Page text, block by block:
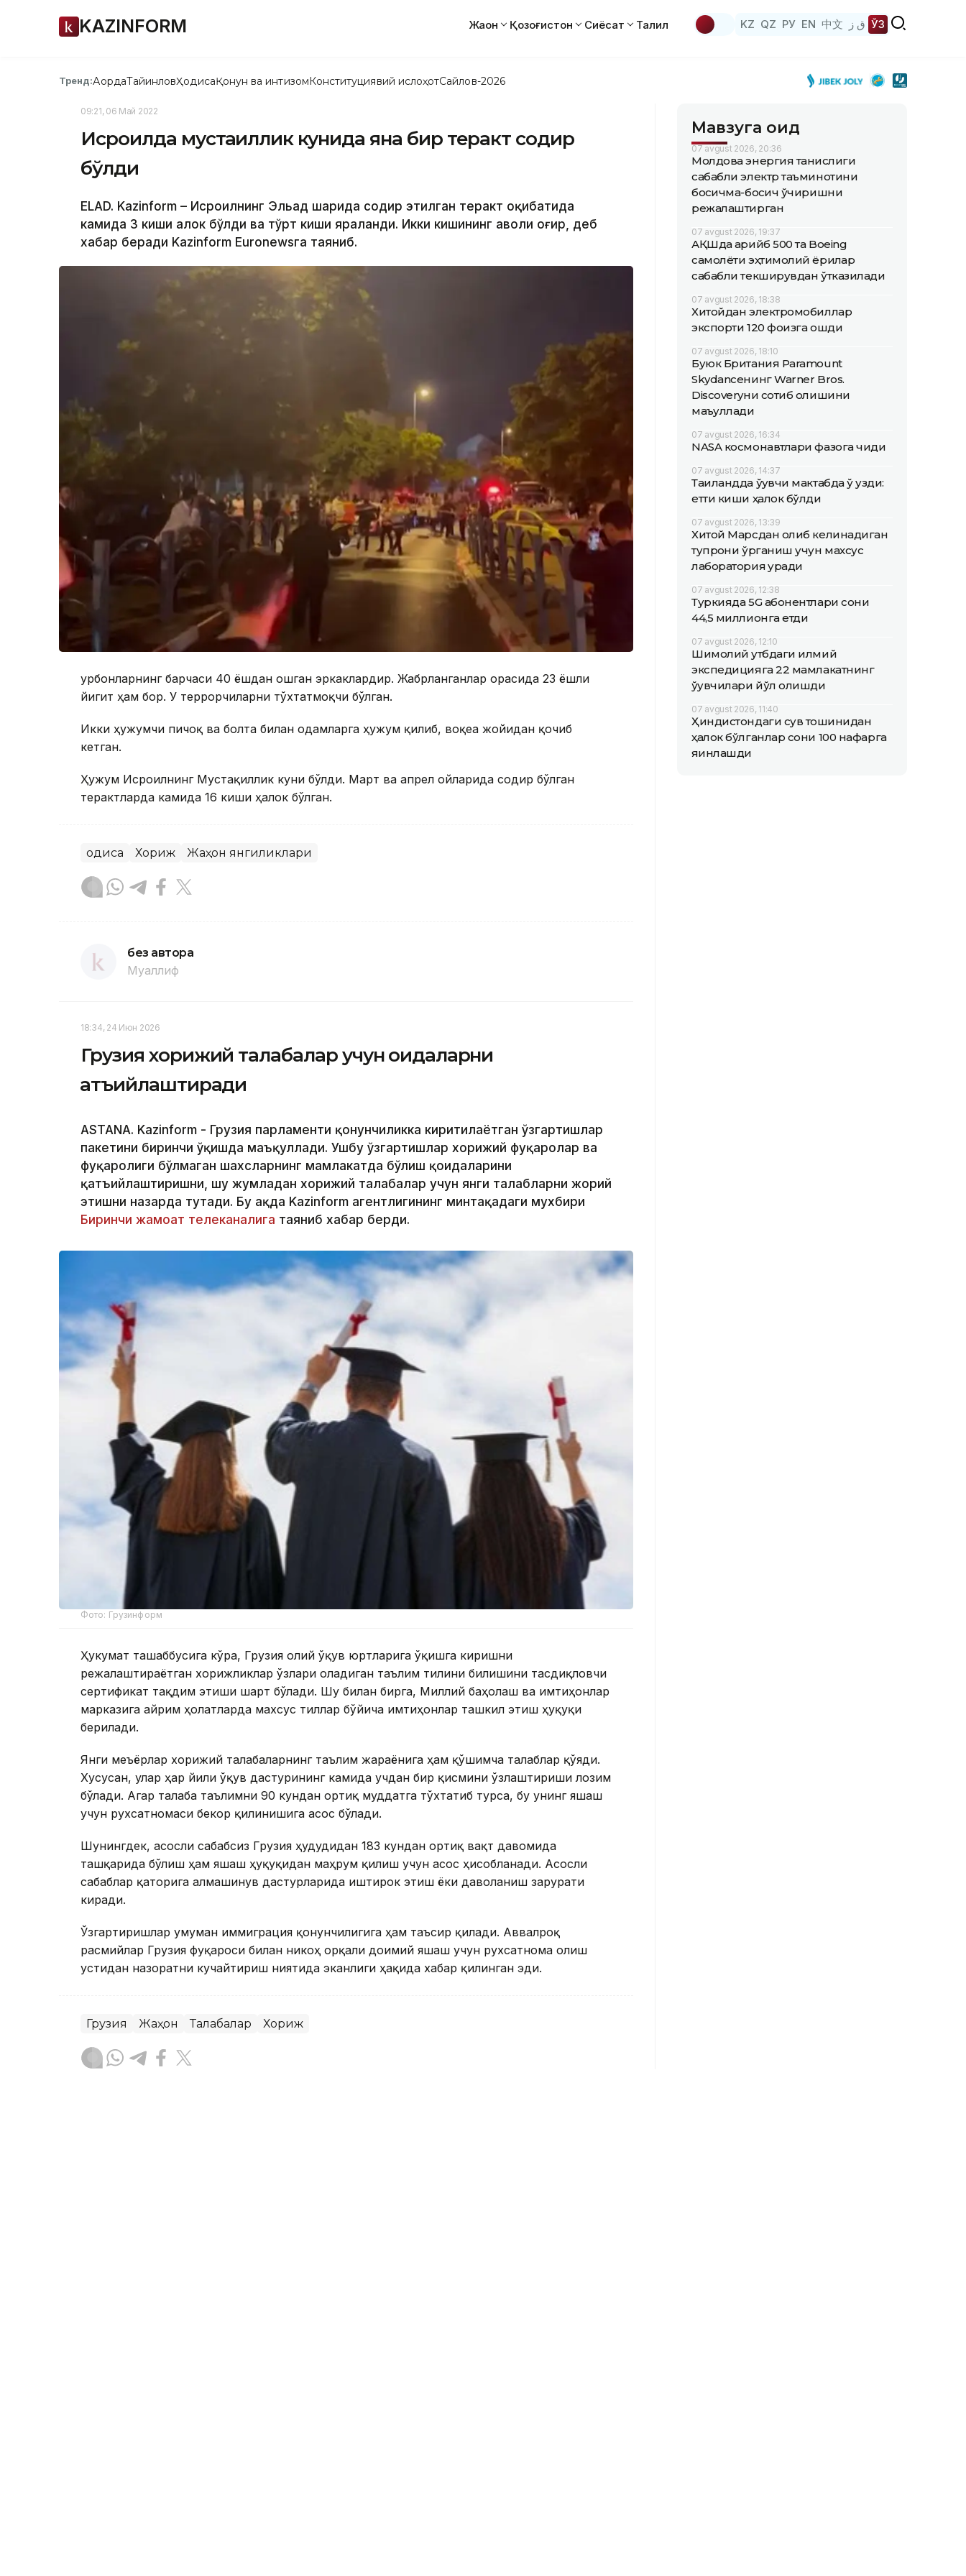
KAZINFORM Жаҳон Қозоғистон Сиёсат Таҳлил KZ QZ РУ EN 中文 ق ز ЎЗ
Тренд:АқордаТайинловҲодисаҚонун ва интизомКонституциявий ислоҳотСайлов-2026
09:21, 06 Май 2022
Исроилда мустақиллик кунида яна бир теракт содир
бўлди
ELAD. Kazinform – Исроилнинг Эльад шаҳрида содир этилган теракт оқибатида
камида 3 киши ҳалок бўлди ва тўрт киши яраланди. Икки кишининг аҳволи оғир, деб
хабар беради Kazinform Euronewsга таяниб.
Қурбонларнинг барчаси 40 ёшдан ошган эркаклардир. Жабрланганлар орасида 23 ёшли
йигит ҳам бор. У террорчиларни тўхтатмоқчи бўлган.
Икки ҳужумчи пичоқ ва болта билан одамларга ҳужум қилиб, воқеа жойидан қочиб
кетган.
Ҳужум Исроилнинг Мустақиллик куни бўлди. Март ва апрел ойларида содир бўлган
терактларда камида 16 киши ҳалок бўлган.
Ҳодиса Хориж Жаҳон янгиликлари
без автора
Муаллиф
18:34, 24 Июн 2026
Грузия хорижий талабалар учун қоидаларни
қатъийлаштиради
ASTANA. Kazinform - Грузия парламенти қонунчиликка киритилаётган ўзгартишлар
пакетини биринчи ўқишда маъқуллади. Ушбу ўзгартишлар хорижий фуқаролар ва
фуқаролиги бўлмаган шахсларнинг мамлакатда бўлиш қоидаларини
қатъийлаштиришни, шу жумладан хорижий талабалар учун янги талабларни жорий
этишни назарда тутади. Бу ҳақда Kazinform агентлигининг минтақадаги мухбири
Биринчи жамоат телеканалига таяниб хабар берди.
Фото: Грузинформ
Ҳукумат ташаббусига кўра, Грузия олий ўқув юртларига ўқишга киришни
режалаштираётган хорижликлар ўзлари оладиган таълим тилини билишини тасдиқловчи
сертификат тақдим этиши шарт бўлади. Шу билан бирга, Миллий баҳолаш ва имтиҳонлар
марказига айрим ҳолатларда махсус тиллар бўйича имтиҳонлар ташкил этиш ҳуқуқи
берилади.
Янги меъёрлар хорижий талабаларнинг таълим жараёнига ҳам қўшимча талаблар қўяди.
Хусусан, улар ҳар йили ўқув дастурининг камида учдан бир қисмини ўзлаштириши лозим
бўлади. Агар талаба таълимни 90 кундан ортиқ муддатга тўхтатиб турса, бу унинг яшаш
учун рухсатномаси бекор қилинишига асос бўлади.
Шунингдек, асосли сабабсиз Грузия ҳудудидан 183 кундан ортиқ вақт давомида
ташқарида бўлиш ҳам яшаш ҳуқуқидан маҳрум қилиш учун асос ҳисобланади. Асосли
сабаблар қаторига алмашинув дастурларида иштирок этиш ёки даволаниш зарурати
киради.
Ўзгартиришлар умуман иммиграция қонунчилигига ҳам таъсир қилади. Аввалроқ
расмийлар Грузия фуқароси билан никоҳ орқали доимий яшаш учун рухсатнома олиш
устидан назоратни кучайтириш ниятида эканлиги ҳақида хабар қилинган эди.
Грузия Жаҳон Талабалар Хориж
Мавзуга оид
07 avgust 2026, 20:36
Молдова энергия танқислиги
сабабли электр таъминотини
босқичма-босқич ўчиришни
режалаштирган
07 avgust 2026, 19:37
АҚШда қарийб 500 та Boeing
самолёти эҳтимолий ёриқлар
сабабли текширувдан ўтказилади
07 avgust 2026, 18:38
Хитойдан электромобиллар
экспорти 120 фоизга ошди
07 avgust 2026, 18:10
Буюк Британия Paramount
Skydanceнинг Warner Bros.
Discoveryни сотиб олишини
маъқуллади
07 avgust 2026, 16:34
NASA космонавтлари фазога чиқди
07 avgust 2026, 14:37
Таиландда ўқувчи мактабда ўқ узди:
етти киши ҳалок бўлди
07 avgust 2026, 13:39
Хитой Марсдан олиб келинадиган
тупроқни ўрганиш учун махсус
лаборатория қуради
07 avgust 2026, 12:38
Туркияда 5G абонентлари сони
44,5 миллионга етди
07 avgust 2026, 12:10
Шимолий қутбдаги илмий
экспедицияга 22 мамлакатнинг
ўқувчилари йўл олишди
07 avgust 2026, 11:40
Ҳиндистондаги сув тошқинидан
ҳалок бўлганлар сони 100 нафарга
яқинлашди